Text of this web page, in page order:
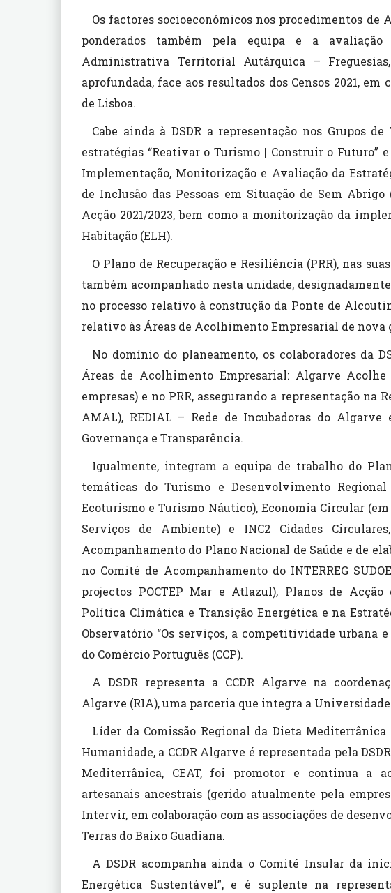
Os factores socioeconómicos nos procedimentos
ponderados também pela equipa e a avaliação
Administrativa Territorial Autárquica –
aprofundada, face aos resultados dos Censos 2021,
de Lisboa.
Cabe ainda à DSDR a representação nos Grupos
estratégias “Reativar o Turismo | Construir o Futuro”
Implementação, Monitorização e Avaliação da
de Inclusão das Pessoas em Situação de Sem
Acção 2021/2023, bem como a monitorização da
Habitação (ELH).
O Plano de Recuperação e Resiliência (PRR), nas
também acompanhado nesta unidade,
no processo relativo à construção da Ponte de
relativo às Áreas de Acolhimento Empresarial de nova
No domínio do planeamento, os colaboradores da
Áreas de Acolhimento Empresarial: Algarve Acolhe
empresas) e no PRR, assegurando a representação na
AMAL), REDIAL – Rede de Incubadoras do
Governança e Transparência.
Igualmente, integram a equipa de trabalho do
temáticas do Turismo e Desenvolvimento
Ecoturismo e Turismo Náutico), Economia Circular
Serviços de Ambiente) e INC2 Cidades
Acompanhamento do Plano Nacional de Saúde e de
no Comité de Acompanhamento do INTERREG
projectos POCTEP Mar e Atlazul), Planos de
Política Climática e Transição Energética e na
Observatório “Os serviços, a competitividade urbana
do Comércio Português (CCP).
A DSDR representa a CCDR Algarve na
Algarve (RIA), uma parceria que integra a
Líder da Comissão Regional da Dieta
Humanidade, a CCDR Algarve é representada pela
Mediterrânica, CEAT, foi promotor e continua a
artesanais ancestrais (gerido atualmente pela
Intervir, em colaboração com as associações de
Terras do Baixo Guadiana.
A DSDR acompanha ainda o Comité Insular da
Energética Sustentável”, e é suplente na